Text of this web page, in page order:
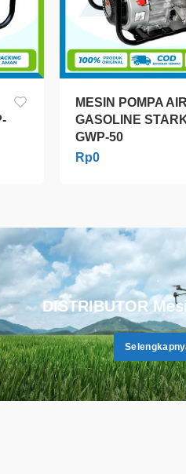
MESIN POMPA
GASOLINE
GWP-50
Rp0
.
DISTRIBUTOR